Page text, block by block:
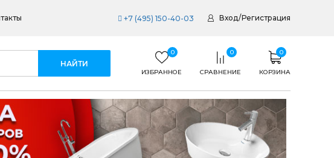
+7 (495) 150-40-03 Вход/Регистрация
0
ИЗБРАННОЕ
0
СРАВНЕНИЕ
0
КОРЗИНА